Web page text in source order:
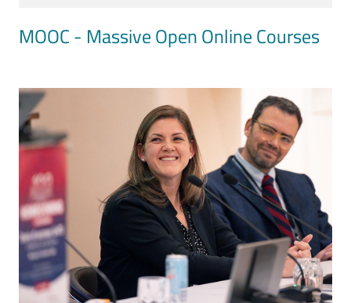
MOOC - Massive Open Online Courses
Image